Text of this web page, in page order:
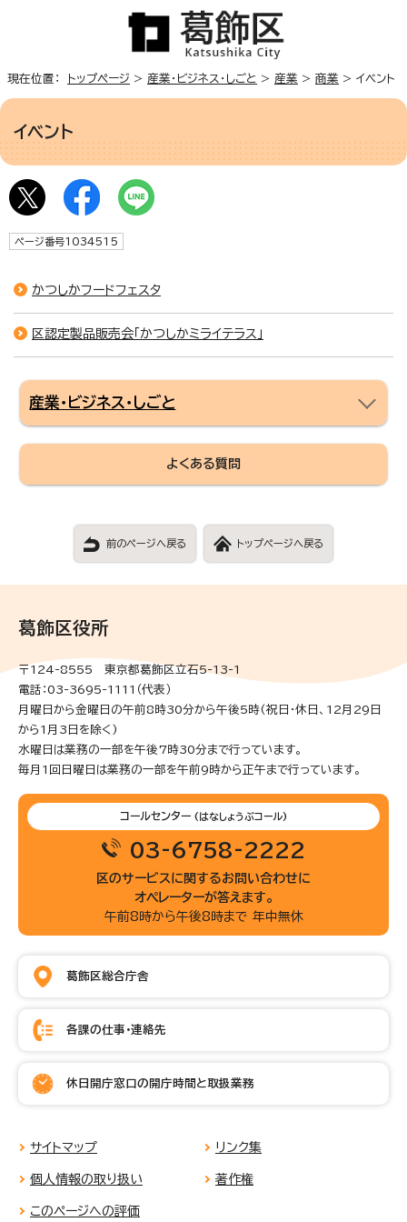
現在位置： トップページ > 産業・ビジネス・しごと > 産業 > 商業 > イベント
イベント
ページ番号1034515
かつしかフードフェスタ
区認定製品販売会「かつしかミライテラス」
産業・ビジネス・しごと
よくある質問
前のページへ戻る トップページへ戻る
葛飾区役所
〒124-8555 東京都葛飾区立石5-13-1
電話：03-3695-1111（代表）
月曜日から金曜日の午前8時30分から午後5時(祝日・休日、12月29日
から1月3日を除く)
水曜日は業務の一部を午後7時30分まで行っています。
毎月1回日曜日は業務の一部を午前9時から正午まで行っています。
コールセンター (はなしょうぶコール)
03-6758-2222
区のサービスに関するお問い合わせに
オペレーターが答えます。
午前8時から午後8時まで 年中無休
葛飾区総合庁舎
各課の仕事・連絡先
休日開庁窓口の開庁時間と取扱業務
サイトマップ リンク集
個人情報の取り扱い 著作権
このページへの評価